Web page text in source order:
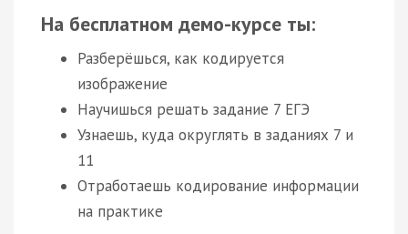
На бесплатном демо-курсе ты:
Разберёшься, как кодируется
изображение
Научишься решать задание 7 ЕГЭ
Узнаешь, куда округлять в заданиях 7 и
11
Отработаешь кодирование информации
на практике